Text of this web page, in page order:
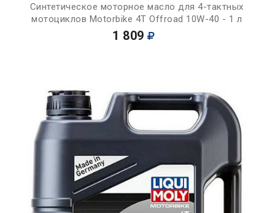
Синтетическое моторное масло для 4-тактных
мотоциклов Motorbike 4T Offroad 10W-40 - 1 л
1 809